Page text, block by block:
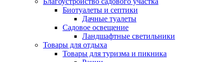
Биотуалеты и септики
Дачные туалеты
Садовое освещение
Ландшафтные светильники
Товары для отдыха
Товары для туризма и пикника